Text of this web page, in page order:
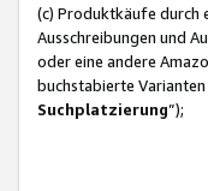
(c) Produktkäufe durch
Ausschreibungen und
oder eine andere
buchstabierte Varianten
Suchplatzierung”);